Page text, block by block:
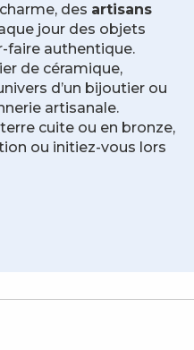
des artisans
jour des objets
faire authentique.
de céramique,
d’un bijoutier ou
artisanale.
cuite ou en bronze,
ou initiez-vous lors
- magasin artisans et